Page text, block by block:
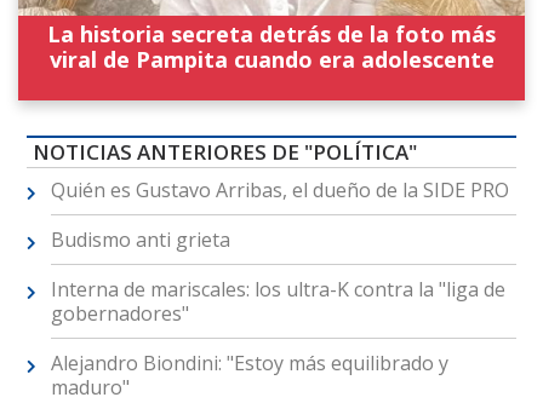
La historia secreta detrás de la foto más
viral de Pampita cuando era adolescente
NOTICIAS ANTERIORES DE "POLÍTICA"
Quién es Gustavo Arribas, el dueño de la SIDE PRO
Budismo anti grieta
Interna de mariscales: los ultra-K contra la "liga de
gobernadores"
Alejandro Biondini: "Estoy más equilibrado y
maduro"